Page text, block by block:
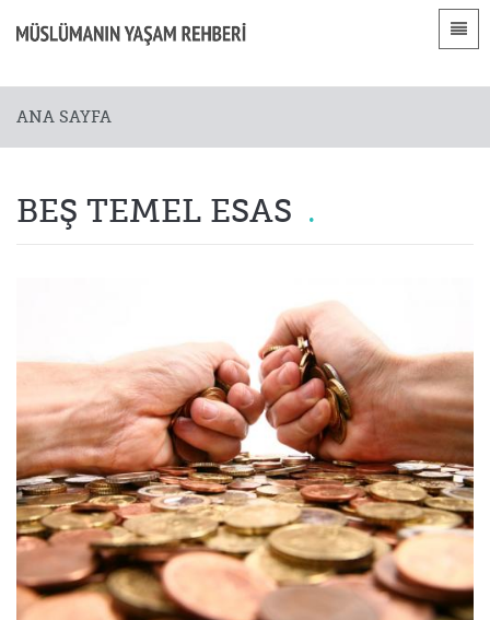
Giriş Shqip
azərbaycan
English
Français
Hausa
Bahasa Indonesia
Қазақ
فارسی
ANA SAYFA
BEŞ TEMEL ESAS